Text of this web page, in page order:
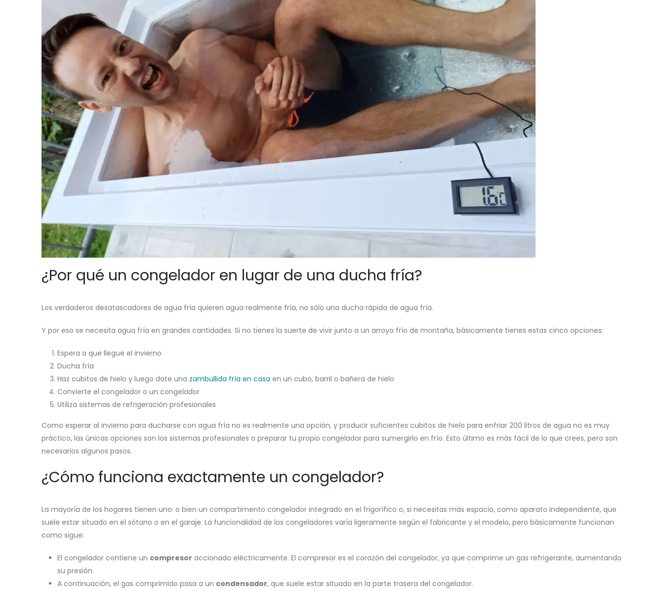
¿Por qué un congelador en lugar de una ducha fría?
Los verdaderos desatascadores de agua fría quieren agua realmente fría, no sólo una ducha rápida de agua fría.
Y por eso se necesita agua fría en grandes cantidades. Si no tienes la suerte de vivir junto a un arroyo frío de montaña, básicamente tienes estas cinco opciones:
Espera a que llegue el invierno
Ducha fría
Haz cubitos de hielo y luego date una zambullida fría en casa en un cubo, barril o bañera de hielo
Convierte el congelador o un congelador
Utiliza sistemas de refrigeración profesionales
Como esperar al invierno para ducharse con agua fría no es realmente una opción, y producir suficientes cubitos de hielo para enfriar 200 litros de agua no es muy
práctico, las únicas opciones son los sistemas profesionales o preparar tu propio congelador para sumergirlo en frío. Esto último es más fácil de lo que crees, pero son
necesarios algunos pasos.
¿Cómo funciona exactamente un congelador?
La mayoría de los hogares tienen uno: o bien un compartimento congelador integrado en el frigorífico o, si necesitas más espacio, como aparato independiente, que
suele estar situado en el sótano o en el garaje. La funcionalidad de los congeladores varía ligeramente según el fabricante y el modelo, pero básicamente funcionan
como sigue:
El congelador contiene un compresor accionado eléctricamente. El compresor es el corazón del congelador, ya que comprime un gas refrigerante, aumentando
su presión.
A continuación, el gas comprimido pasa a un condensador, que suele estar situado en la parte trasera del congelador.